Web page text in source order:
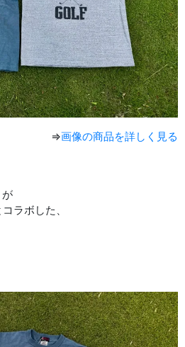
⇒画像の商品を詳しく見る
が
ラボした、